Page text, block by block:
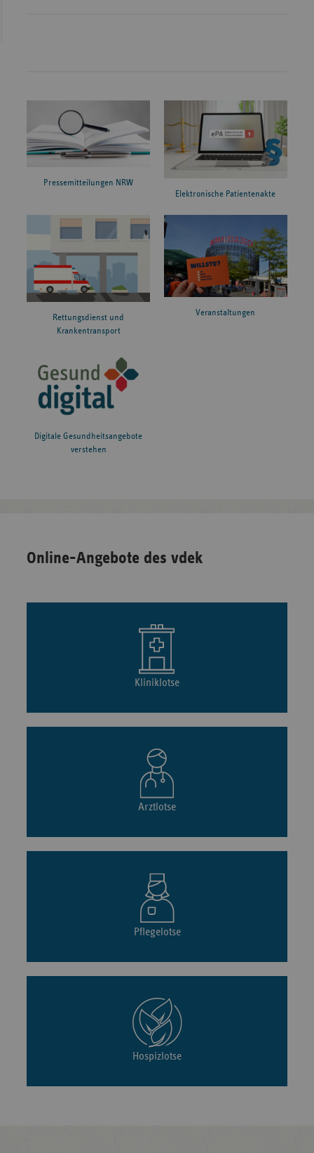
Pressemitteilungen NRW
Elektronische Patientenakte
Rettungsdienst und
Krankentransport
Veranstaltungen
Digitale Gesundheitsangebote
verstehen
Online-Angebote des vdek
Kliniklotse
Arztlotse
Pflegelotse
Hospizlotse